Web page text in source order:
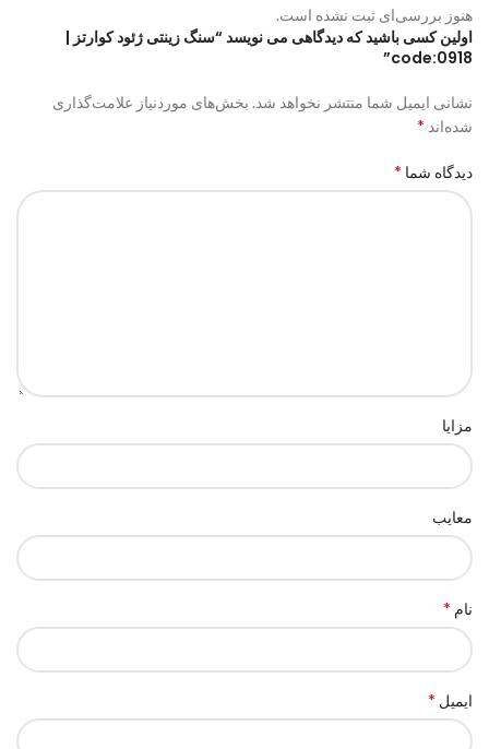
هنوز بررسی‌ای ثبت نشده است.
اولین کسی باشید که دیدگاهی می نویسد “سنگ زینتی ژئود کوارتز |
code:0918”
نشانی ایمیل شما منتشر نخواهد شد. بخش‌های موردنیاز علامت‌گذاری
شده‌اند *
دیدگاه شما *
مزایا
معایب
نام *
ایمیل *